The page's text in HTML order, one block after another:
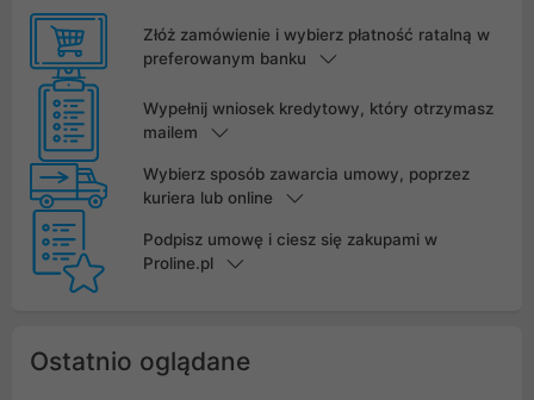
Złóż zamówienie i wybierz płatność ratalną w
preferowanym banku
Wypełnij wniosek kredytowy, który otrzymasz
mailem
Wybierz sposób zawarcia umowy, poprzez
kuriera lub online
Podpisz umowę i ciesz się zakupami w
Proline.pl
Ostatnio oglądane